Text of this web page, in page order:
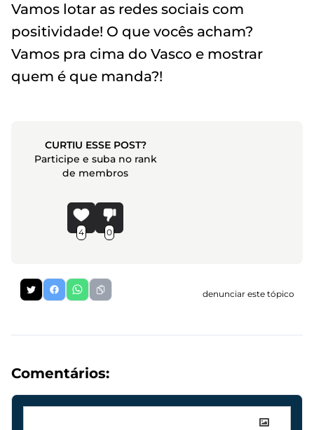
Vamos lotar as redes sociais com
positividade! O que vocês acham?
Vamos pra cima do Vasco e mostrar
quem é que manda?!
CURTIU ESSE POST?
Participe e suba no rank
de membros
4 0
denunciar este tópico
Comentários: